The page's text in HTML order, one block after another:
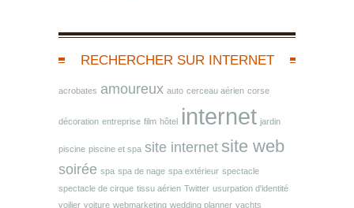
RECHERCHER SUR INTERNET
acrobates amoureux auto cerceau aérien corse
décoration entreprise film hôtel internet jardin
piscine piscine et spa site internet site web
soirée spa spa de nage spa extérieur spectacle
spectacle de cirque tissu aérien Twitter usurpation d'identité
voilier voiture webmarketing wedding planner yachts